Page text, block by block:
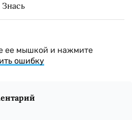
ее мышкой и нажмите
ошибку